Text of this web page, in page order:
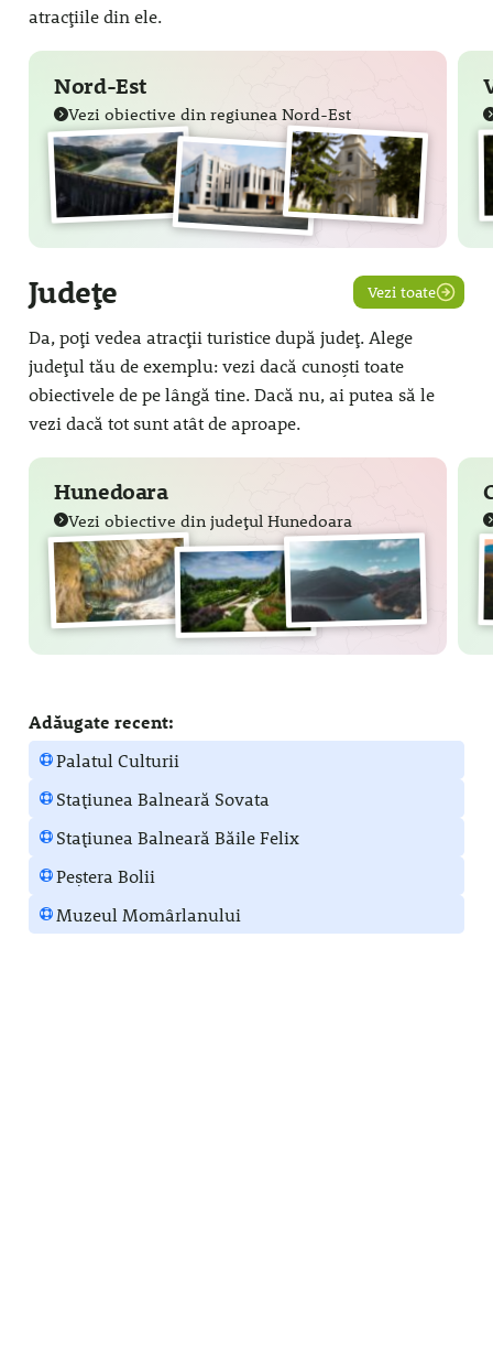
atracțiile din ele.
Nord-Est
Vezi obiective din regiunea Nord-Est
Județe Vezi toate
Da, poți vedea atracții turistice după județ. Alege
județul tău de exemplu: vezi dacă cunoști toate
obiectivele de pe lângă tine. Dacă nu, ai putea să le
vezi dacă tot sunt atât de aproape.
Hunedoara
Vezi obiective din județul Hunedoara
Adăugate recent:
Palatul Culturii
Stațiunea Balneară Sovata
Stațiunea Balneară Băile Felix
Peștera Bolii
Muzeul Momârlanului